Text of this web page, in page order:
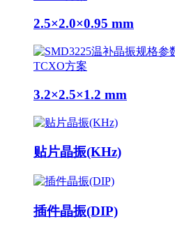
2.5×2.0×0.95 mm
3.2×2.5×1.2 mm
贴片晶振(KHz)
插件晶振(DIP)